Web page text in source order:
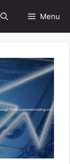
Menu